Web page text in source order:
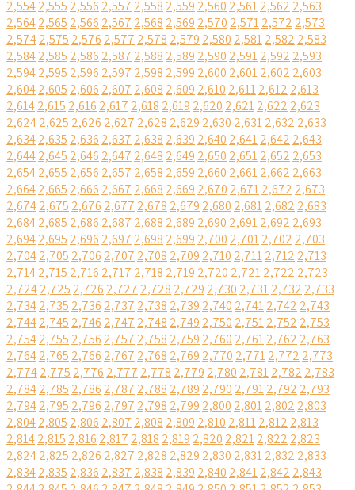
2,5542,555 2,556 2,557 2,558 2,559 2,560 2,5612,562 2,563
2,5642,565 2,566 2,567 2,568 2,569 2,570 2,5712,572 2,573
2,5742,575 2,576 2,577 2,578 2,579 2,580 2,5812,582 2,583
2,5842,585 2,586 2,587 2,588 2,589 2,590 2,5912,592 2,593
2,5942,595 2,596 2,597 2,598 2,599 2,600 2,6012,602 2,603
2,6042,605 2,606 2,607 2,608 2,609 2,610 2,6112,612 2,613
2,6142,615 2,616 2,617 2,618 2,619 2,620 2,6212,622 2,623
2,6242,625 2,626 2,627 2,628 2,629 2,630 2,6312,632 2,633
2,6342,635 2,636 2,637 2,638 2,639 2,640 2,6412,642 2,643
2,6442,645 2,646 2,647 2,648 2,649 2,650 2,6512,652 2,653
2,6542,655 2,656 2,657 2,658 2,659 2,660 2,6612,662 2,663
2,6642,665 2,666 2,667 2,668 2,669 2,670 2,6712,672 2,673
2,6742,675 2,676 2,677 2,678 2,679 2,680 2,6812,682 2,683
2,6842,685 2,686 2,687 2,688 2,689 2,690 2,6912,692 2,693
2,6942,695 2,696 2,697 2,698 2,699 2,700 2,7012,702 2,703
2,7042,705 2,706 2,707 2,708 2,709 2,710 2,7112,712 2,713
2,7142,715 2,716 2,717 2,718 2,719 2,720 2,7212,722 2,723
2,7242,725 2,726 2,727 2,728 2,729 2,730 2,7312,732 2,733
2,7342,735 2,736 2,737 2,738 2,739 2,740 2,7412,742 2,743
2,7442,745 2,746 2,747 2,748 2,749 2,750 2,7512,752 2,753
2,7542,755 2,756 2,757 2,758 2,759 2,760 2,7612,762 2,763
2,7642,765 2,766 2,767 2,768 2,769 2,770 2,7712,772 2,773
2,7742,775 2,776 2,777 2,778 2,779 2,780 2,7812,782 2,783
2,7842,785 2,786 2,787 2,788 2,789 2,790 2,7912,792 2,793
2,7942,795 2,796 2,797 2,798 2,799 2,800 2,8012,802 2,803
2,8042,805 2,806 2,807 2,808 2,809 2,810 2,8112,812 2,813
2,8142,815 2,816 2,817 2,818 2,819 2,820 2,8212,822 2,823
2,8242,825 2,826 2,827 2,828 2,829 2,830 2,8312,832 2,833
2,8342,835 2,836 2,837 2,838 2,839 2,840 2,8412,842 2,843